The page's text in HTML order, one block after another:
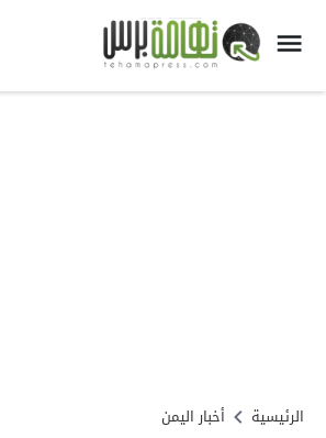
الرئيسية أخبار اليمن